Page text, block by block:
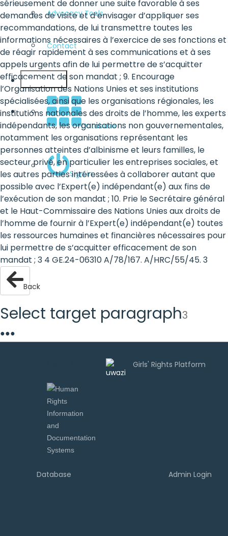
Advocacy Tools
Contact
English
Database
Sign in
sérieusement de donner une suite favorable à ses
demandes de visite et d’envisager d’appliquer ses
recommandations, de lui transmettre toutes les
informations nécessaires à l’exercice de ses fonctions et
de réagir rapidement à ses communications et à ses
appels urgents afin de lui permettre de s’acquitter
efficacement de son mandat ; 9. Encourage
l’Organisation des Nations Unies et ses institutions
spécialisées, ainsi que les organisations régionales, les
institutions nationales des droits de l’homme, les experts
indépendants, les organisations non gouvernementales,
notamment les organisations représentant les
personnes atteintes d’albinisme et leurs familles, le
secteur privé, en particulier les entreprises sociales, et
les autres parties intéressées à collaborer autant que
possible avec l’Expert(e) indépendant(e) aux fins de
l’exécution de son mandat ; 10. Prie le Secrétaire général
et le Haut-Commissaire des Nations Unies aux droits de
l’homme de fournir à l’Expert(e) indépendant(e) toutes
les ressources humaines et financières nécessaires pour
lui permettre de s’acquitter efficacement de son
mandat ; 3 4 GE.24-06310 A/78/167. A/HRC/55/45. 3
Back
Select target paragraph3
●●●
Database Admin Login